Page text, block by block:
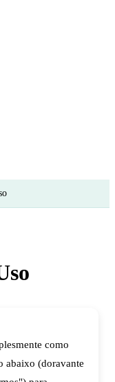
como
abaixo (doravante